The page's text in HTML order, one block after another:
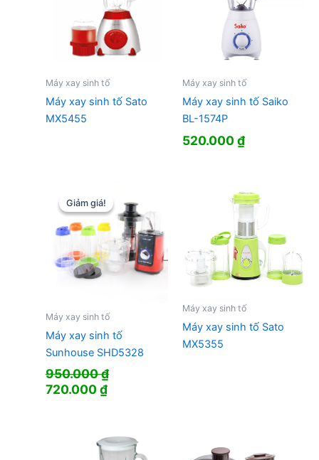
Máy xay sinh tố
Máy xay sinh tố Sato
MX5455
Máy xay sinh tố
Máy xay sinh tố Saiko
BL-1574P
520.000₫
Giảm giá!
Giảm giá!
Máy xay sinh tố
Máy xay sinh tố
Sunhouse SHD5328
950.000₫
Giá
950.000 ₫.
720.000₫Giá
là:
720.000 ₫.
Máy xay sinh tố
Máy xay sinh tố Sato
MX5355